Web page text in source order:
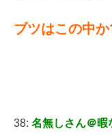
ブツはこの中
38: 名無しさん＠暇